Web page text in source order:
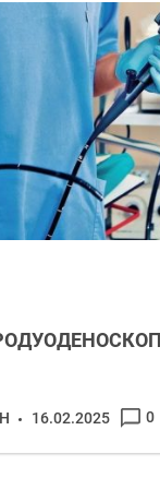
16.02.2025 0